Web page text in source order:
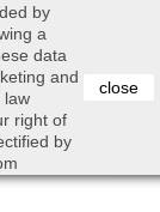

by
a
data
and
law
right of
by
close